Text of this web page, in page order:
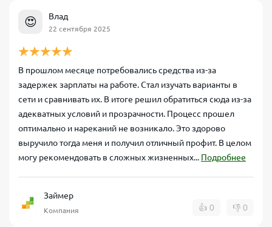
😍 Влад
22 сентября 2025
В прошлом месяце потребовались средства из-за
задержек зарплаты на работе. Стал изучать варианты в
сети и сравнивать их. В итоге решил обратиться сюда из-за
адекватных условий и прозрачности. Процесс прошел
оптимально и нареканий не возникало. Это здорово
выручило тогда меня и получил отличный профит. В целом
могу рекомендовать в сложных жизненных... Подробнее
Займер
Компания 👍 0 👎 0